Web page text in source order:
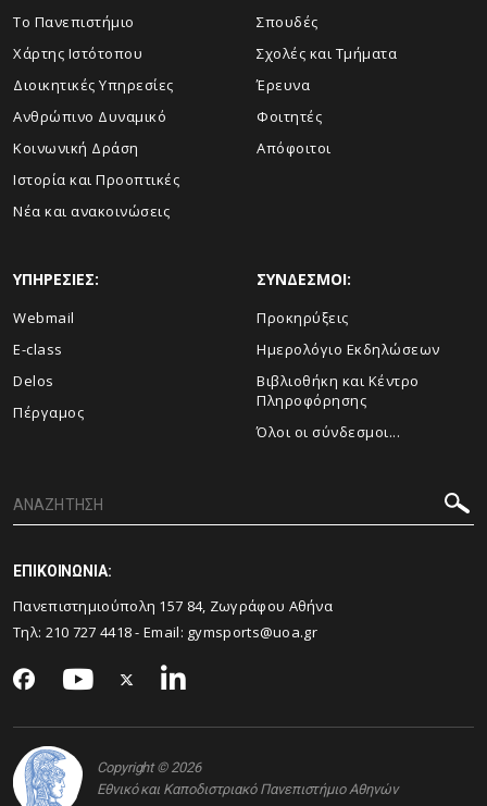
Το Πανεπιστήμιο
Χάρτης Ιστότοπου
Διοικητικές Υπηρεσίες
Ανθρώπινο Δυναμικό
Κοινωνική Δράση
Ιστορία και Προοπτικές
Νέα και ανακοινώσεις
Σπουδές
Σχολές και Τμήματα
Έρευνα
Φοιτητές
Απόφοιτοι
ΥΠΗΡΕΣΙΕΣ:
Webmail
E-class
Delos
Πέργαμος
ΣΥΝΔΕΣΜΟΙ:
Προκηρύξεις
Ημερολόγιο Εκδηλώσεων
Βιβλιοθήκη και Κέντρο
Πληροφόρησης
Όλοι οι σύνδεσμοι...
ΕΠΙΚΟΙΝΩΝΙΑ:
Πανεπιστημιούπολη 157 84, Ζωγράφου Αθήνα
Τηλ: 210 727 4418- Email: gymsports@uoa.gr
Copyright © 2026
Εθνικό και Καποδιστριακό Πανεπιστήμιο Αθηνών